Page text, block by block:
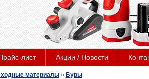
лист Акции / Новости
материалы» Буры